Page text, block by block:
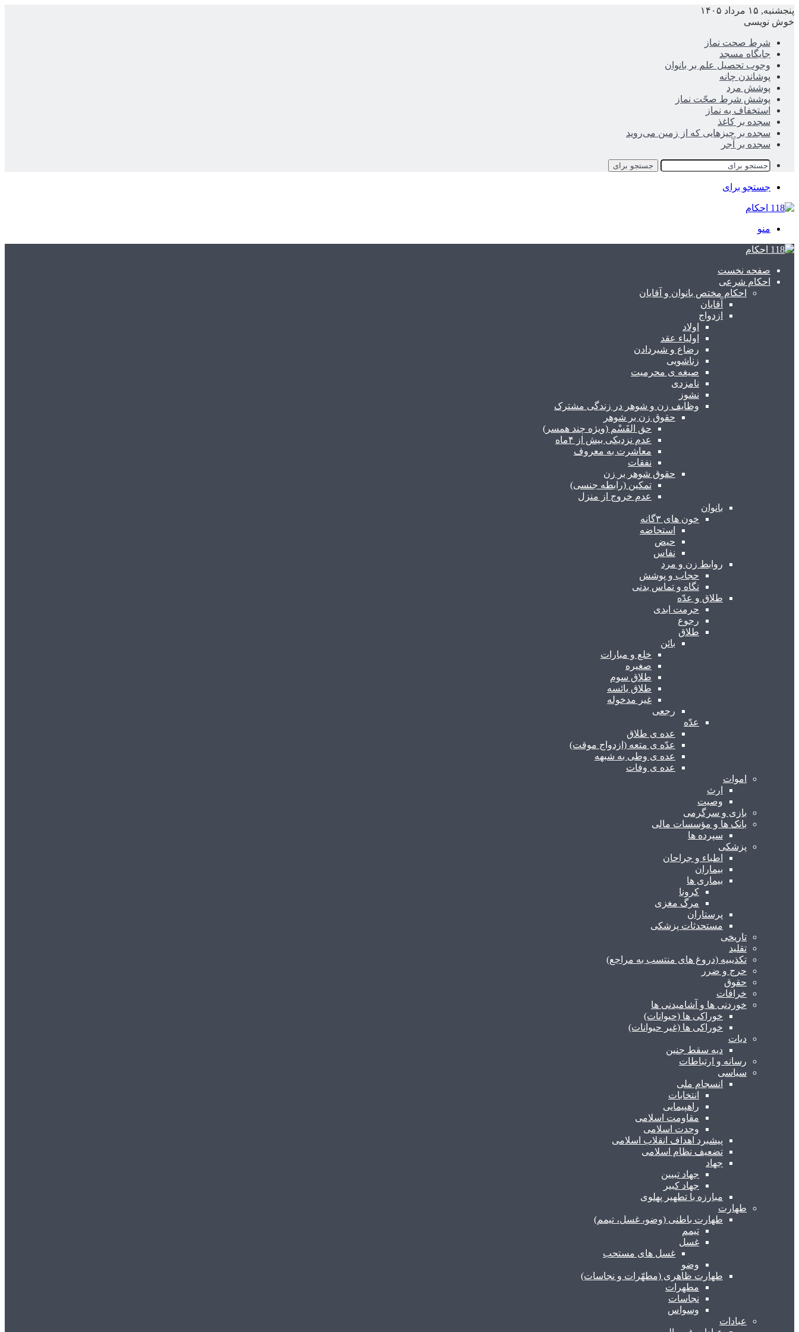
پنجشنبه, ۱۵ مرداد ۱۴۰۵
خوش نویسی
شرط صحت نماز
جایگاه مسجد
وجوب تحصیل علم بر بانوان
پوشاندن چانه
پوشش مرد
پوشش شرط صحّت نماز
استخفاف به نماز
سجده بر کاغذ
سجده بر چیزهایی که از زمین می‌روید
سجده بر آجر
جستجو برای
جستجو برای
منو
صفحه نخست
احکام شرعی
احکام مختص بانوان و آقایان
آقایان
ازدواج
اولاد
اولیاء عقد
رضاع و شیردادن
زناشویی
صیغه ی محرمیت
نامزدی
نشوز
وظایف زن و شوهر در زندگی مشترک
حقوق زن بر شوهر
حق القَسْم (ویژه چند همسر)
عدم نزدیکی بیش از ۴ماه
معاشرت به معروف
نفقات
حقوق شوهر بر زن
تمکین (رابطه جنسی)
عدم خروج از منزل
بانوان
خون های ۳گانه
استحاضه
حیض
نفاس
روابط زن و مرد
حجاب و پوشش
نگاه و تماس بدنی
طلاق و عدّه
حرمت ابدی
رجوع
طلاق
بائن
خلع و مبارات
صغیره
طلاق سوم
طلاق یائسه
غیر مدخوله
رجعی
عدّه
عده ی طلاق
عدّه ی متعه (ازدواج موقت)
عده ی وطی به شبهه
عده ی وفات
اموات
ارث
وصیت
بازی و سرگرمی
بانک ها و مؤسسات مالی
سپرده ها
پزشکی
اطباء و جراحان
بیماران
بیماری ها
کرونا
مرگ مغزی
پرستاران
مستحدثات پزشکی
تاریخی
تقلید
تکذیبیه (دروغ های منتسب به مراجع)
حرج و ضرر
حقوق
خرافات
خوردنی ها و آشامیدنی ها
خوراکی ها (حیوانات)
خوراکی ها (غیر حیوانات)
دیات
دیه سقط جنین
رسانه و ارتباطات
سیاسی
انسجام ملی
انتخابات
راهپیمایی
مقاومت اسلامی
وحدت اسلامی
پیشبرد اهداف انقلاب اسلامی
تضعیف نظام اسلامی
جهاد
جهاد تبیین
جهاد کبیر
مبارزه با تطهیر پهلوی
طهارت
طهارت باطنی (وضو، غسل، تیمم)
تیمم
غسل
غسل های مستحب
وضو
طهارت ظاهری (مطهّرات و نجاسات)
مطهرات
نجاسات
وسواس
عبادات